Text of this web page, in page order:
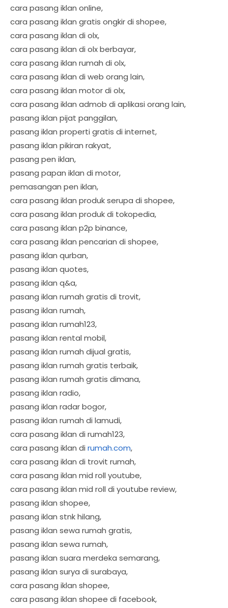
cara pasang iklan online,
cara pasang iklan gratis ongkir di shopee,
cara pasang iklan di olx,
cara pasang iklan di olx berbayar,
cara pasang iklan rumah di olx,
cara pasang iklan di web orang lain,
cara pasang iklan motor di olx,
cara pasang iklan admob di aplikasi orang lain,
pasang iklan pijat panggilan,
pasang iklan properti gratis di internet,
pasang iklan pikiran rakyat,
pasang pen iklan,
pasang papan iklan di motor,
pemasangan pen iklan,
cara pasang iklan produk serupa di shopee,
cara pasang iklan produk di tokopedia,
cara pasang iklan p2p binance,
cara pasang iklan pencarian di shopee,
pasang iklan qurban,
pasang iklan quotes,
pasang iklan q&a,
pasang iklan rumah gratis di trovit,
pasang iklan rumah,
pasang iklan rumah123,
pasang iklan rental mobil,
pasang iklan rumah dijual gratis,
pasang iklan rumah gratis terbaik,
pasang iklan rumah gratis dimana,
pasang iklan radio,
pasang iklan radar bogor,
pasang iklan rumah di lamudi,
cara pasang iklan di rumah123,
cara pasang iklan di rumah.com,
cara pasang iklan di trovit rumah,
cara pasang iklan mid roll youtube,
cara pasang iklan mid roll di youtube review,
pasang iklan shopee,
pasang iklan stnk hilang,
pasang iklan sewa rumah gratis,
pasang iklan sewa rumah,
pasang iklan suara merdeka semarang,
pasang iklan surya di surabaya,
cara pasang iklan shopee,
cara pasang iklan shopee di facebook,